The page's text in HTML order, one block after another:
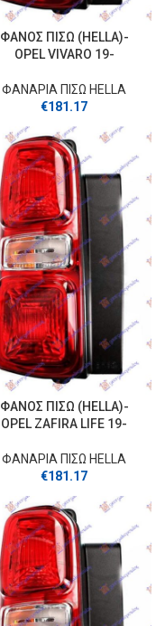
ΦΑΝΟΣ ΠΙΣΩ (HELLA)-
OPEL VIVARO 19-
ΦΑΝΑΡΙΑ ΠΙΣΩ HELLA
€181.17
ΦΑΝΟΣ ΠΙΣΩ (HELLA)-
OPEL ZAFIRA LIFE 19-
ΦΑΝΑΡΙΑ ΠΙΣΩ HELLA
€181.17